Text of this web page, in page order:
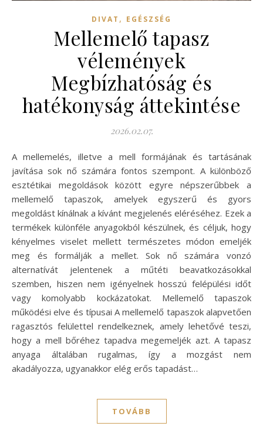
DIVAT , EGÉSZSÉG
Mellemelő tapasz
vélemények
Megbízhatóság és
hatékonyság áttekintése
2026.02.07.
A mellemelés, illetve a mell formájának és tartásának
javítása sok nő számára fontos szempont. A különböző
esztétikai megoldások között egyre népszerűbbek a
mellemelő tapaszok, amelyek egyszerű és gyors
megoldást kínálnak a kívánt megjelenés eléréséhez. Ezek a
termékek különféle anyagokból készülnek, és céljuk, hogy
kényelmes viselet mellett természetes módon emeljék
meg és formálják a mellet. Sok nő számára vonzó
alternatívát jelentenek a műtéti beavatkozásokkal
szemben, hiszen nem igényelnek hosszú felépülési időt
vagy komolyabb kockázatokat. Mellemelő tapaszok
működési elve és típusai A mellemelő tapaszok alapvetően
ragasztós felülettel rendelkeznek, amely lehetővé teszi,
hogy a mell bőréhez tapadva megemeljék azt. A tapasz
anyaga általában rugalmas, így a mozgást nem
akadályozza, ugyanakkor elég erős tapadást…
TOVÁBB